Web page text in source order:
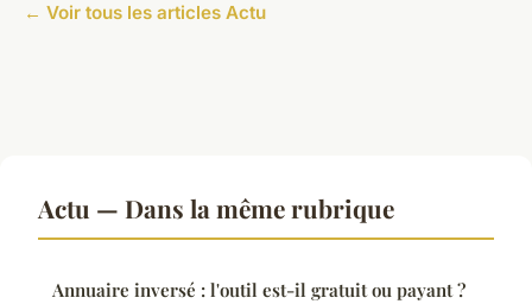
← Voir tous les articles Actu
Actu — Dans la même rubrique
Annuaire inversé : l'outil est-il gratuit ou payant ?